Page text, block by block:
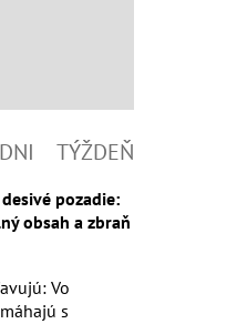
TÝŽDEŇ
pozadie:
obsah a zbraň
Vo
s